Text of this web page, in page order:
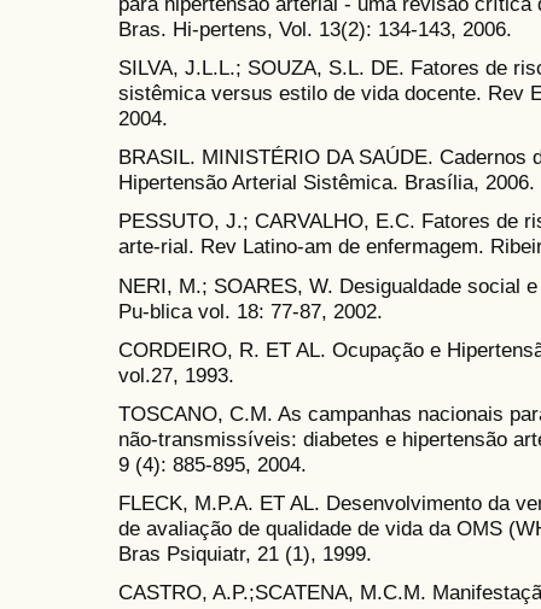
Bras. Hi-pertens, Vol. 13(2): 134-143, 2006.
SILVA, J.L.L.; SOUZA, S.L. DE. Fatores de
sistêmica versus estilo de vida docente. Rev
2004.
BRASIL. MINISTÉRIO DA SAÚDE. Cadernos
Hipertensão Arterial Sistêmica. Brasília, 2006.
PESSUTO, J.; CARVALHO, E.C. Fatores de
arte-rial. Rev Latino-am de enfermagem.
NERI, M.; SOARES, W. Desigualdade social
Pu-blica vol. 18: 77-87, 2002.
CORDEIRO, R. ET AL. Ocupação e
vol.27, 1993.
TOSCANO, C.M. As campanhas nacionais
não-transmissíveis: diabetes e hipertensão
9 (4): 885-895, 2004.
FLECK, M.P.A. ET AL. Desenvolvimento da
de avaliação de qualidade de vida da OMS
Bras Psiquiatr, 21 (1), 1999.
CASTRO, A.P.;SCATENA, M.C.M.